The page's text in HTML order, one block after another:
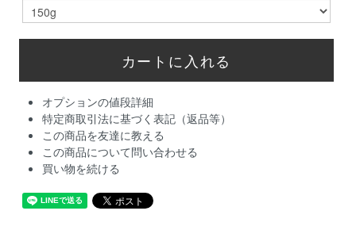
オプションの値段詳細
特定商取引法に基づく表記（返品等）
この商品を友達に教える
この商品について問い合わせる
買い物を続ける